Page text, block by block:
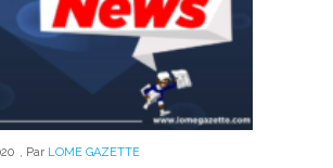
, Par LOME GAZETTE